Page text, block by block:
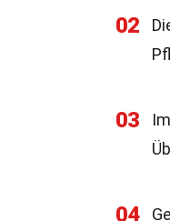
02
03
04